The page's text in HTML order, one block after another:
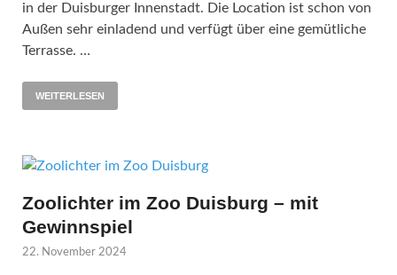
in der Duisburger Innenstadt. Die Location ist schon von
Außen sehr einladend und verfügt über eine gemütliche
Terrasse. …
WEITERLESEN
Zoolichter im Zoo Duisburg – mit
Gewinnspiel
22. November 2024